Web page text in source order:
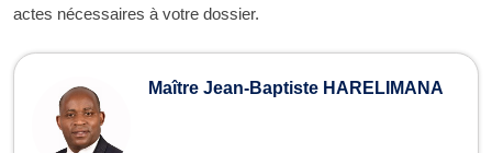
actes nécessaires à votre dossier.
Maître Jean-Baptiste HARELIMANA